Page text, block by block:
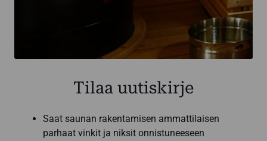
Tilaa uutiskirje
Saat saunan rakentamisen ammattilaisen
parhaat vinkit ja niksit onnistuneeseen